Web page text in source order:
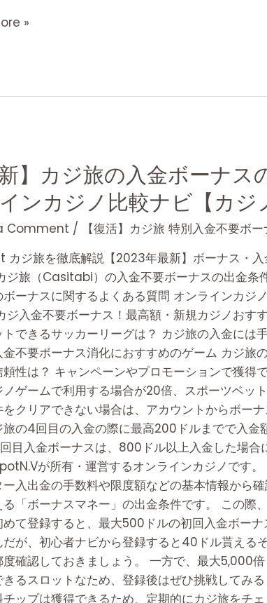
»
新】カジ旅の入金ボーナ
ンカジノ比較ナビ【カジ
Comment / 【復活】カジ旅 特別入金不要ボ
ジ旅を徹底解説【2023年最新】ボーナス・
ジ旅（Casitabi）の入金不要ボーナスの出金条
ボーナスに関するよくある質問 オンラインカジ
ジ入金不要ボーナス！最高額・新規カジノおす
トできるサッカーリーグは？ カジ旅の入金には
金不要ボーナス消化におすすめのゲーム カジ旅
頼性は？ キャンペーンやプロモーションで獲得
ノゲームで利用する場合が20倍、スポーツベッ
をクリアできない場合は、アカウントからボー
旅の4回目の入金の際に最高200ドルまでで入
目入金ボーナスは、800ドル以上入金した場合
が所有・運営するオンラインカジノです
ー入出金の手数料や限度額などの基本情報から
る「ボーナスマネー」の出金条件です。 この際
めて登録すると、最大500ドルの初回入金ボー
だが、初心者ナビから登録すると40ドル貰える
度確認しておきましょう。 一方で、最大5,000
きるスロットなため、登録後はぜひ挑戦してみ
チップは獲得できるため、定期的にカジ旅をチ